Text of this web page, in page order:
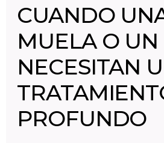
CUANDO
MUELA O
NECESITAN
PROFUNDO